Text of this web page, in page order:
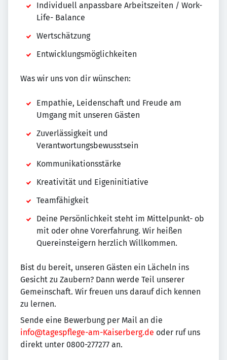
Individuell anpassbare Arbeitszeiten / Work-
Life- Balance
Wertschätzung
Entwicklungsmöglichkeiten
Was wir uns von dir wünschen:
Empathie, Leidenschaft und Freude am
Umgang mit unseren Gästen
Zuverlässigkeit und
Verantwortungsbewusstsein
Kommunikationsstärke
Kreativität und Eigeninitiative
Teamfähigkeit
Deine Persönlichkeit steht im Mittelpunkt- ob
mit oder ohne Vorerfahrung. Wir heißen
Quereinsteigern herzlich Willkommen.
Bist du bereit, unseren Gästen ein Lächeln ins
Gesicht zu Zaubern? Dann werde Teil unserer
Gemeinschaft. Wir freuen uns darauf dich kennen
zu lernen.
Sende eine Bewerbung per Mail an die
info@tagespflege-am-Kaiserberg.de oder ruf uns
direkt unter 0800-277277 an.